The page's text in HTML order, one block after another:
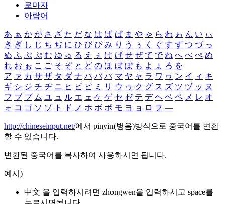
로마자
아랍어
あ ぁ か が さ ざ た だ な は ば ぱ ま や ゃ ら わ ゎ ん い ぃ
き ぎ し じ ち ぢ に ひ び ぴ み り う ぅ く ぐ す ず つ づ っ
ぬ ふ ぶ ぷ む ゆ ゅ る え ぇ け げ せ ぜ て で ね へ べ ぺ め
れ お ぉ こ ご そ ぞ と ど の ほ ぼ ぽ も よ ょ ろ を
ア ァ カ サ ザ タ ダ ナ ハ バ パ マ ヤ ャ ラ ワ ヮ ン イ ィ キ
ギ シ ジ チ ヂ ニ ヒ ビ ピ ミ リ ウ ゥ ク グ ス ズ ツ ヅ ッ ヌ
フ ブ プ ム ユ ュ ル エ ェ ケ ゲ セ ゼ テ デ ヘ ベ ペ メ レ オ
ォ コ ゴ ソ ゾ ト ド ノ ホ ボ ポ モ ヨ ョ ロ ヲ ―
http://chineseinput.net/에서 pinyin(병음)방식으로 중국어를 변환
할 수 있습니다.
변환된 중국어를 복사하여 사용하시면 됩니다.
예시)
中文 을 입력하시려면 zhongwen을 입력하시고 space를